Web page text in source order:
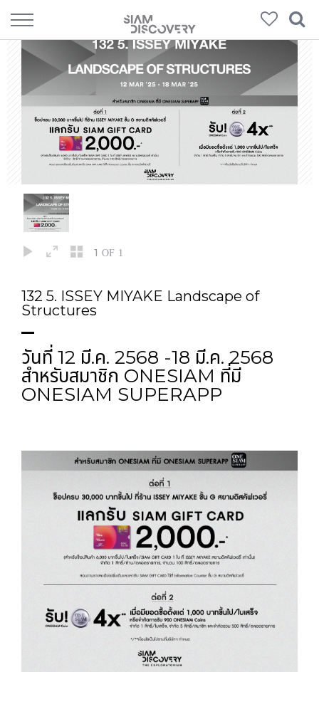
1 OF 1
132 5. ISSEY MIYAKE Landscape of
Structures
วันที่ 12 มี.ค. 2568 -18 มี.ค. 2568
สำหรับสมาชิก ONESIAM ที่มี
ONESIAM SUPERAPP